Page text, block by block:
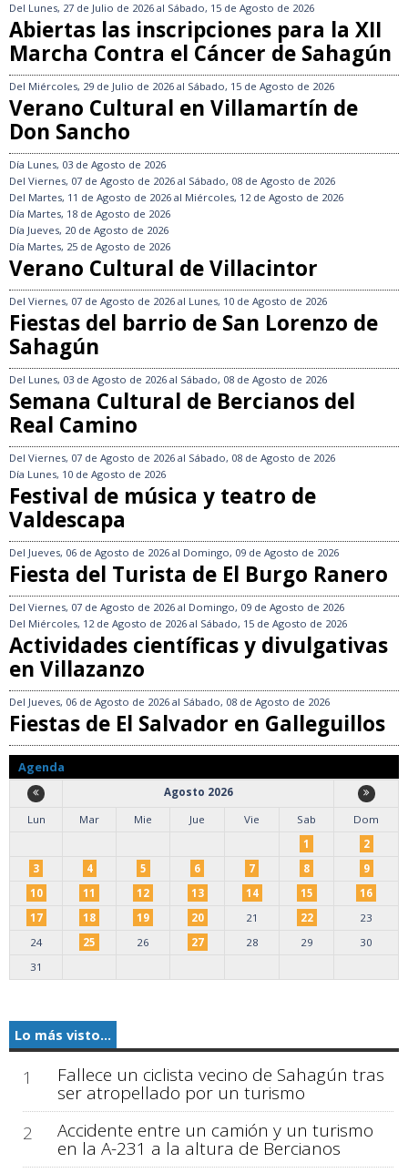
Del Lunes, 27 de Julio de 2026 al Sábado, 15 de Agosto de 2026
Abiertas las inscripciones para la XII
Marcha Contra el Cáncer de Sahagún
Del Miércoles, 29 de Julio de 2026 al Sábado, 15 de Agosto de 2026
Verano Cultural en Villamartín de
Don Sancho
Día Lunes, 03 de Agosto de 2026
Del Viernes, 07 de Agosto de 2026 al Sábado, 08 de Agosto de 2026
Del Martes, 11 de Agosto de 2026 al Miércoles, 12 de Agosto de 2026
Día Martes, 18 de Agosto de 2026
Día Jueves, 20 de Agosto de 2026
Día Martes, 25 de Agosto de 2026
Verano Cultural de Villacintor
Del Viernes, 07 de Agosto de 2026 al Lunes, 10 de Agosto de 2026
Fiestas del barrio de San Lorenzo de
Sahagún
Del Lunes, 03 de Agosto de 2026 al Sábado, 08 de Agosto de 2026
Semana Cultural de Bercianos del
Real Camino
Del Viernes, 07 de Agosto de 2026 al Sábado, 08 de Agosto de 2026
Día Lunes, 10 de Agosto de 2026
Festival de música y teatro de
Valdescapa
Del Jueves, 06 de Agosto de 2026 al Domingo, 09 de Agosto de 2026
Fiesta del Turista de El Burgo Ranero
Del Viernes, 07 de Agosto de 2026 al Domingo, 09 de Agosto de 2026
Del Miércoles, 12 de Agosto de 2026 al Sábado, 15 de Agosto de 2026
Actividades científicas y divulgativas
en Villazanzo
Del Jueves, 06 de Agosto de 2026 al Sábado, 08 de Agosto de 2026
Fiestas de El Salvador en Galleguillos
Agenda
Agosto 2026
Lun
Mar Mie Jue Vie Sab
Dom
1
2
3
4 5 6 7 8
9
10
11 12 13 14 15
16
17
18 19 20 21 22
23
24
25 26 27 28 29
30
31
Lo más visto...
1 Fallece un ciclista vecino de Sahagún tras
ser atropellado por un turismo
2
Accidente entre un camión y un turismo
en la A-231 a la altura de Bercianos